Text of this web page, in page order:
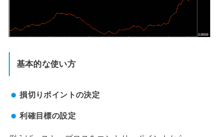
基本的な使い方
損切りポイントの決定
利確目標の設定